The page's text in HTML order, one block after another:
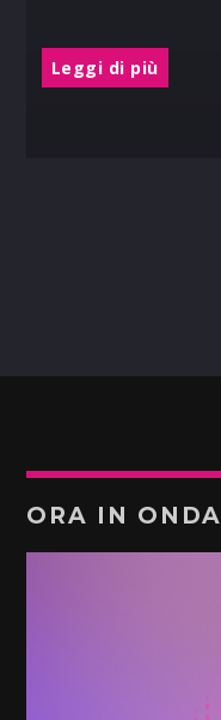
Leggi di più
ORA IN ONDA